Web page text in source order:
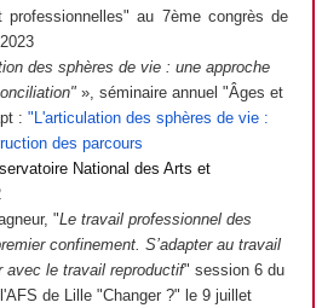
professionnelles" au 7èmecongrès de
des sphères de vie : une approche
», séminaire annuel "Âges et
: " L'articulation des sphères de vie :
des parcours
National des Arts et
"Le travail professionnel des
confinement. S’adapter au travail
avec le travail reproductif" session 6 du
de Lille "Changer ?" le 9 juillet